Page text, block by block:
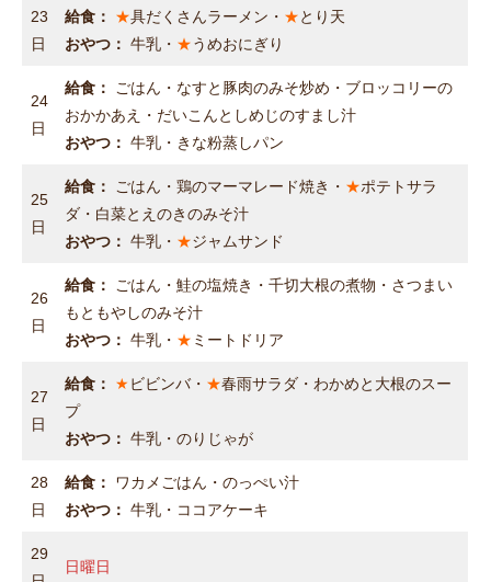
23
日
給食： ★具だくさんラーメン・ ★とり天
おやつ： 牛乳・ ★うめおにぎり
24
日
給食：
ごはん・なすと豚肉のみそ炒め・ブロッコリーの
おかかあえ・だいこんとしめじのすまし汁
おやつ： 牛乳・きな粉蒸しパン
25
日
給食： ごはん・鶏のマーマレード焼き・ ★ポテトサラ
ダ・白菜とえのきのみそ汁
おやつ： 牛乳・ ★ジャムサンド
26
日
給食：
ごはん・鮭の塩焼き・千切大根の煮物・さつまい
もともやしのみそ汁
おやつ： 牛乳・ ★ ミートドリア
27
日
給食： ★ビビンバ・ ★春雨サラダ・わかめと大根のスー
プ
おやつ： 牛乳・のりじゃが
28
日
給食：
ワカメごはん・のっぺい汁
おやつ： 牛乳・ココアケーキ
29
日曜日